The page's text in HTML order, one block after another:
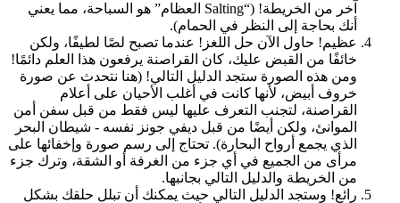
آخر من الخريطة! (“Salting العظام” هو السباحة، مما يعني
أنك بحاجة إلى النظر في الحمام).
عظيم! حاول الآن حل اللغز! عندما تصبح لصًا لطيفًا، ولكن
خائفًا من القبض عليك، كان القراصنة يرفعون هذا العلم دائمًا!
ومن هذه الصورة ستجد الدليل التالي! (هنا نتحدث عن صورة
خروف أبيض، لأنها كانت في أغلب الأحيان على أعلام
القراصنة، لتجنب التعرف عليها ليس فقط من قبل سفن أمن
الموانئ، ولكن أيضًا من قبل ديفي جونز نفسه - شيطان البحر
الذي يجمع أرواح البحارة). تحتاج إلى رسم صورة وإخفائها على
مرأى من الجميع في أي جزء من الغرفة أو الشقة، وترك جزء
من الخريطة والدليل التالي بجانبها.
رائع! وستجد الدليل التالي حيث يمكنك أن تبلل حلقك بشكل